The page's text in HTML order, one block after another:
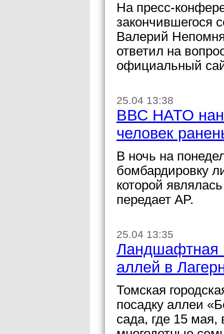
На пресс-
закончившегося
Валерий
ответил на
официальный
25.04 13:38
ВВС НАТО
человек
В ночь на
бомбардировку
которой
передает AP.
25.04 13:35
Ландшафтная
аллей в
Томская
посадку аллеи
сада, где 15